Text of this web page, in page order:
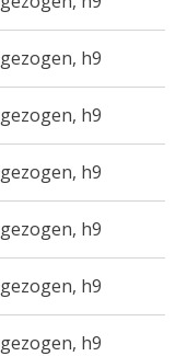
gezogen, h9
gezogen, h9
gezogen, h9
gezogen, h9
gezogen, h9
gezogen, h9